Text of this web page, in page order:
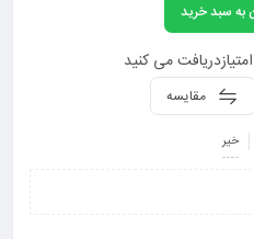
به سبد خرید
امتیازدریافت می کنید
مقایسه
خیر